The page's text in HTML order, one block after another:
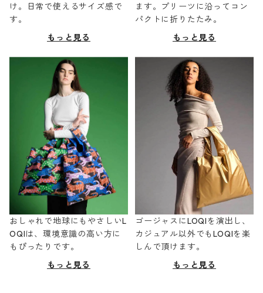
け。日常で使えるサイズ感で
す。
もっと見る
ます。プリーツに沿ってコン
パクトに折りたたみ。
もっと見る
おしゃれで地球にもやさしいL
OQIは、環境意識の高い方に
もぴったりです。
もっと見る
ゴージャスにLOQIを演出し、
カジュアル以外でもLOQIを楽
しんで頂けます。
もっと見る